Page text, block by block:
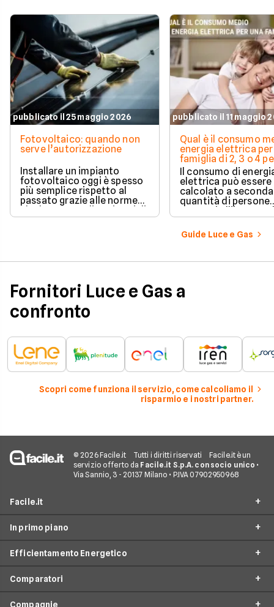
pubblicato il 25 maggio 2026
Fotovoltaico: quando non
serve l’autorizzazione
Installare un impianto
fotovoltaico oggi è spesso
più semplice rispetto al
passato grazie alle norme
che hanno ampliato i casi di
edilizia libera.
pubblicato il 11 maggio
Qual è il consumo
energia elettrica per
famiglia di 2, 3 o 4
Il consumo di
elettrica può essere
calcolato a
quantità di persone
presenti all'interno
determinato
numerosi i fattori
influenzano questo
considerazione per
Guide Luce e Gas
Fornitori Luce e Gas a
confronto
Scopri come funziona il servizio, come calcoliamo il
risparmio e i nostri partner.
© 2026 Facile.it Tutti i diritti riservati
Facile.it è un
servizio offerto da Facile.it S.p.A. con socio unico •
Via Sannio, 3 - 20137 Milano • P.IVA 07902950968
Facile.it
Assicurazioni
Prestiti
In primo piano
Offerte Luce e Gas
Offerte Energia Elettrica
Efficientamento Energetico
Impianto fotovoltaico
Comparatori
Compagnie